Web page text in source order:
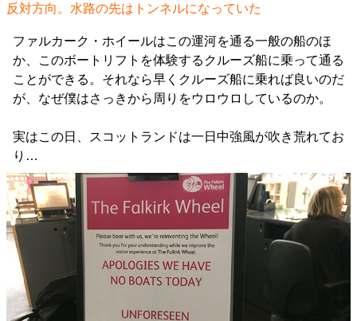
反対方向。水路の先はトンネルになっていた
ファルカーク・ホイールはこの運河を通る一般の船のほ
か、このボートリフトを体験するクルーズ船に乗って通る
ことができる。それなら早くクルーズ船に乗れば良いのだ
が、なぜ僕はさっきから周りをウロウロしているのか。
実はこの日、スコットランドは一日中強風が吹き荒れてお
り…